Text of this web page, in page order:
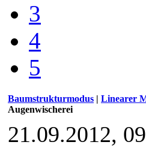
3
4
5
Baumstrukturmodus | Linearer
Augenwischerei
21.09.2012,